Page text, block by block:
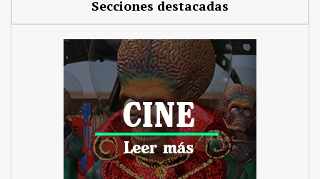
Secciones destacadas